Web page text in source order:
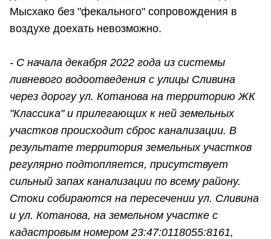
Мысхако без "фекального" сопровождения в
воздухе доехать невозможно.
- С начала декабря 2022 года из системы
ливневого водоотведения с улицы Сливина
через дорогу ул. Котанова на территорию ЖК
"Классика" и прилегающих к ней земельных
участков происходит сброс канализации. В
результате территория земельных участков
регулярно подтопляется, присутствует
сильный запах канализации по всему району.
Стоки собираются на пересечении ул. Сливина
и ул. Котанова, на земельном участке с
кадастровым номером 23:47:0118055:8161,